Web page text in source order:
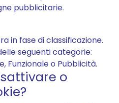
pubblicitarie.
in fase di classificazione.
seguenti categorie:
Funzionale o Pubblicità.
o